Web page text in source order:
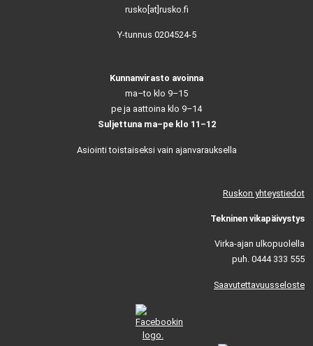
rusko[at]rusko.fi
Y-tunnus 0204524-5
Kunnanvirasto avoinna
ma–to klo 9–15
pe ja aattoina klo 9–14
Suljettuna ma–pe klo 11–12
Asiointi toistaiseksi vain ajanvarauksella
Ruskon yhteystiedot
Tekninen vikapäivystys
Virka-ajan ulkopuolella
puh. 0444 333 555
Saavutettavuusseloste